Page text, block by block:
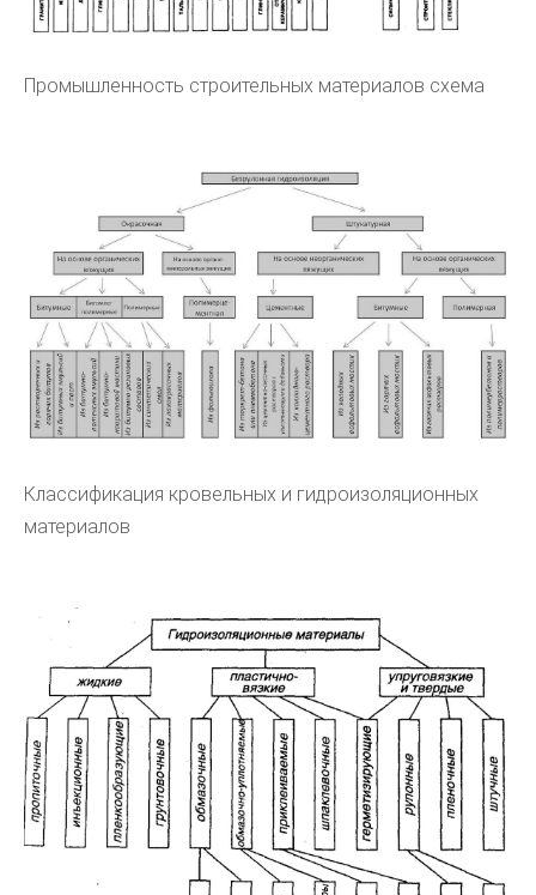
Промышленность строительных материалов схема
Классификация кровельных и гидроизоляционных
материалов